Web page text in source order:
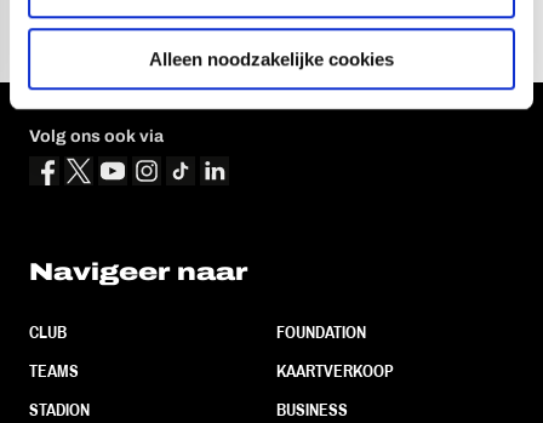
Alleen noodzakelijke cookies
Volg ons ook via
Navigeer naar
CLUB
TEAMS
STADION
FOUNDATION
KAARTVERKOOP
BUSINESS